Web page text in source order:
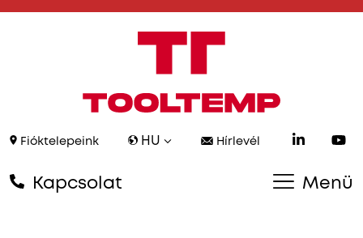
Fióktelepeink HU Hírlevél
Kapcsolat Menü